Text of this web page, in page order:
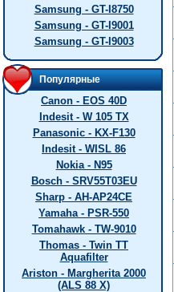
Samsung - GT-I8750
Samsung - GT-I9001
Samsung - GT-I9003
Популярные
Canon - EOS 40D
Indesit - W 105 TX
Panasonic - KX-F130
Indesit - WISL 86
Nokia - N95
Bosch - SRV55T03EU
Sharp - AH-AP24CE
Yamaha - PSR-550
Tomahawk - TW-9010
Thomas - Twin TT
Aquafilter
Ariston - Margherita 2000
(ALS 88 X)